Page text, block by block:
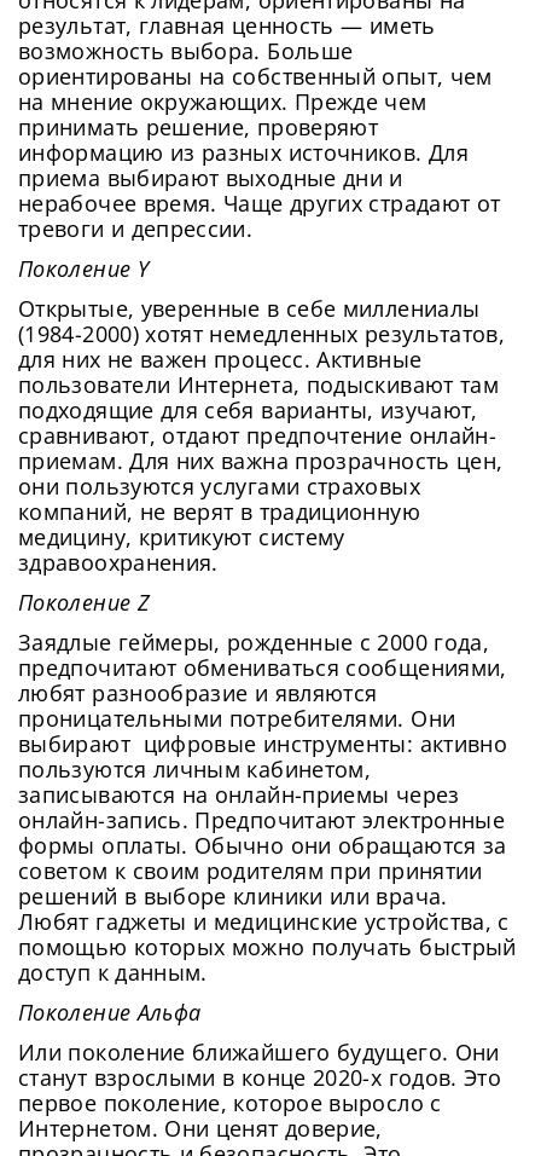
результат, главная ценность — иметь
возможность выбора. Больше
ориентированы на собственный опыт, чем
на мнение окружающих. Прежде чем
принимать решение, проверяют
информацию из разных источников. Для
приема выбирают выходные дни и
нерабочее время. Чаще других страдают от
тревоги и депрессии.
Поколение Y
Открытые, уверенные в себе миллениалы
(1984-2000) хотят немедленных результатов,
для них не важен процесс. Активные
пользователи Интернета, подыскивают там
подходящие для себя варианты, изучают,
сравнивают, отдают предпочтение онлайн-
приемам. Для них важна прозрачность цен,
они пользуются услугами страховых
компаний, не верят в традиционную
медицину, критикуют систему
здравоохранения.
Поколение Z
Заядлые геймеры, рожденные с 2000 года,
предпочитают обмениваться сообщениями,
любят разнообразие и являются
проницательными потребителями. Они
выбирают цифровые инструменты: активно
пользуются личным кабинетом,
записываются на онлайн-приемы через
онлайн-запись. Предпочитают электронные
формы оплаты. Обычно они обращаются за
советом к своим родителям при принятии
решений в выборе клиники или врача.
Любят гаджеты и медицинские устройства, с
помощью которых можно получать быстрый
доступ к данным.
Поколение Альфа
Или поколение ближайшего будущего. Они
станут взрослыми в конце 2020-х годов. Это
первое поколение, которое выросло с
Интернетом. Они ценят доверие,